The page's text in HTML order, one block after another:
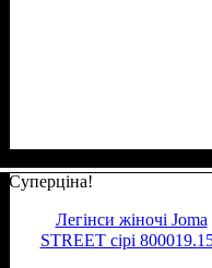
Суперціна!
Легінси жіночі Joma
STREET сірі